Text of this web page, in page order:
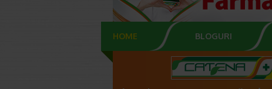
HOME BLOGURI